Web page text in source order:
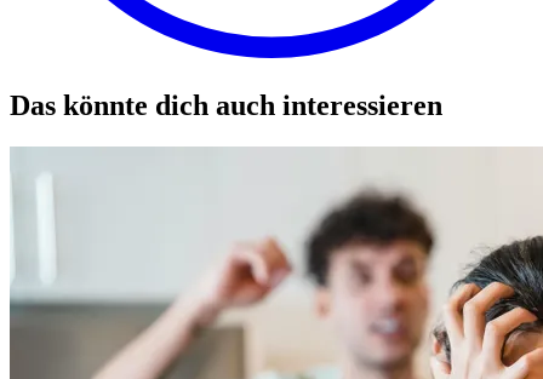
Das könnte dich auch interessieren